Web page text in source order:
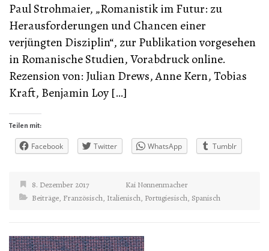
Paul Strohmaier, „Romanistik im Futur: zu
Herausforderungen und Chancen einer
verjüngten Disziplin“, zur Publikation vorgesehen
in Romanische Studien, Vorabdruck online.
Rezension von: Julian Drews, Anne Kern, Tobias
Kraft, Benjamin Loy […]
Teilen mit:
Facebook Twitter WhatsApp Tumblr
8. Dezember 2017
Kai Nonnenmacher
Beiträge, Französisch, Italienisch, Portugiesisch, Spanisch